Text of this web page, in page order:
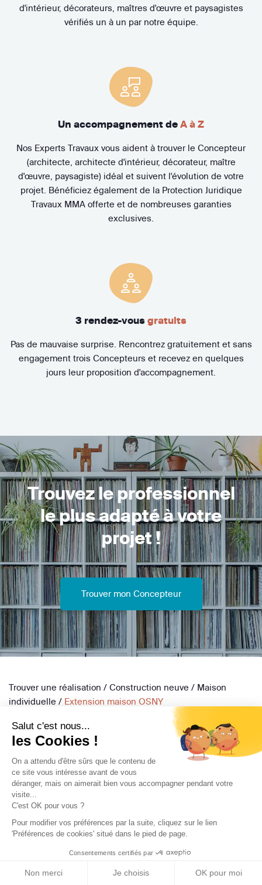
Salut c'est nous...
les Cookies !
On a attendu d'être sûrs que le contenu de
ce site vous intéresse avant de vous
déranger, mais on aimerait bien vous accompagner pendant votre
visite...
C'est OK pour vous ?
Pour modifier vos préférences par la suite, cliquez sur le lien
'Préférences de cookies' situé dans le pied de page.
Consentements certifiés par
Non merci Je choisis OK pour moi
d'intérieur, décorateurs, maîtres d'œuvre et paysagistes
vérifiés un à un par notre équipe.
Un accompagnement de A à Z
Nos Experts Travaux vous aident à trouver le Concepteur
(architecte, architecte d'intérieur, décorateur, maître
d'œuvre, paysagiste) idéal et suivent l'évolution de votre
projet. Bénéficiez également de la Protection Juridique
Travaux MMA offerte et de nombreuses garanties
exclusives.
3 rendez-vous gratuits
Pas de mauvaise surprise. Rencontrez gratuitement et sans
engagement trois Concepteurs et recevez en quelques
jours leur proposition d'accompagnement.
Trouvez le professionnel
le plus adapté à votre
projet !
Trouver mon Concepteur
Trouver une réalisation / Construction neuve / Maison
individuelle / Extension maison OSNY
Archidvisor
À propos
Notre blog
Nous contacter